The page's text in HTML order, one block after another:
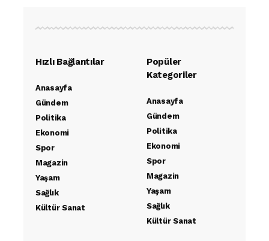
Hızlı Bağlantılar
Anasayfa
Gündem
Politika
Ekonomi
Spor
Magazin
Yaşam
Sağlık
Kültür Sanat
Popüler
Kategoriler
Anasayfa
Gündem
Politika
Ekonomi
Spor
Magazin
Yaşam
Sağlık
Kültür Sanat